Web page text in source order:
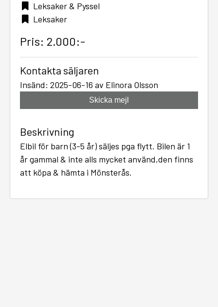
Leksaker & Pyssel
Leksaker
Pris: 2.000:-
Kontakta säljaren
Insänd: 2025-06-16 av Elinora Olsson
Skicka mejl
Beskrivning
Elbil för barn (3-5 år) säljes pga flytt. Bilen är 1
år gammal & inte alls mycket använd,den finns
att köpa & hämta i Mönsterås.